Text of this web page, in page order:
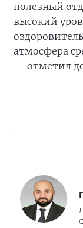
полезный
высокий
атмосфера
— отметил